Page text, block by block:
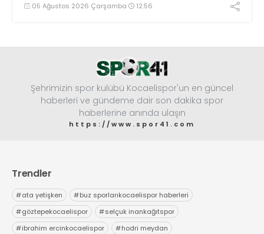
05 Ağustos 2026 Çarşamba 12:56
Şehrimizin spor kulübü Kocaelispor'un en güncel
haberleri ve gündeme dair son dakika spor
haberlerine anında ulaşın
https://www.spor41.com
Trendler
#ata yetişken #buz sporlarıkocaelispor haberleri
#göztepekocaelispor #selçuk inankağıtspor
#ibrahim ercinkocaelispor #hodri meydan